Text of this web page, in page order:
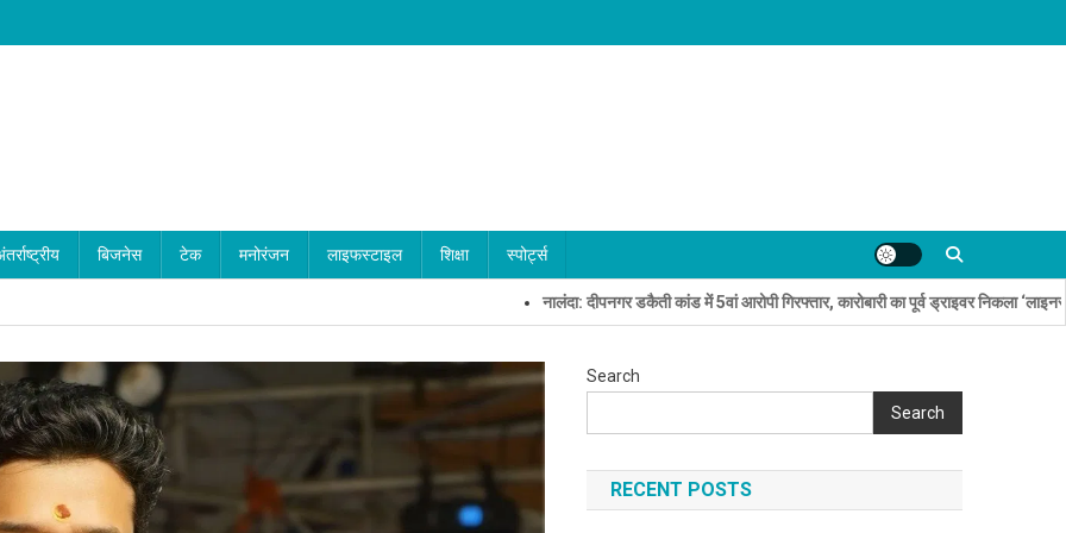
बिजनेस टेक मनोरंजन लाइफस्टाइल शिक्षा स्पोर्ट्स
नालंदा: दीपनगर डकैती कांड में 5वां आरोपी गिरफ्तार, कारोबारी का पूर्व ड्राइवर निकला ‘लाइनर’
Search
Search
RECENT POSTS